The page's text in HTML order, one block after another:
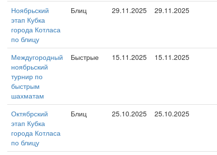
Ноябрьский
этап Кубка
города Котласа
по блицу
Блиц 29.11.2025 29.11.2025
Междугородный
ноябрьский
турнир по
быстрым
шахматам
Быстрые 15.11.2025 15.11.2025
Октябрский
этап Кубка
города Котласа
по блицу
Блиц 25.10.2025 25.10.2025